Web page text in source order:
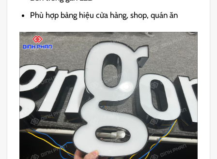
Phù hợp bảng hiệu cửa hàng, shop, quán ăn